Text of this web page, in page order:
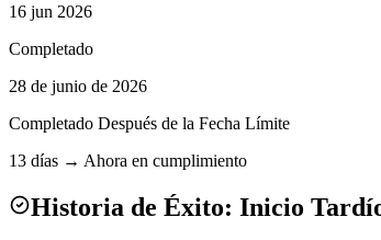
16 jun 2026
Completado
28 de junio de 2026
Completado Después de la Fecha Límite
13 días → Ahora en cumplimiento
Historia de Éxito: Inicio